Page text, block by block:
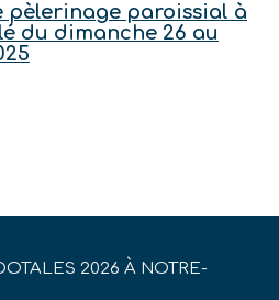
pèlerinage paroissial à
du dimanche 26 au
2026 À NOTRE-